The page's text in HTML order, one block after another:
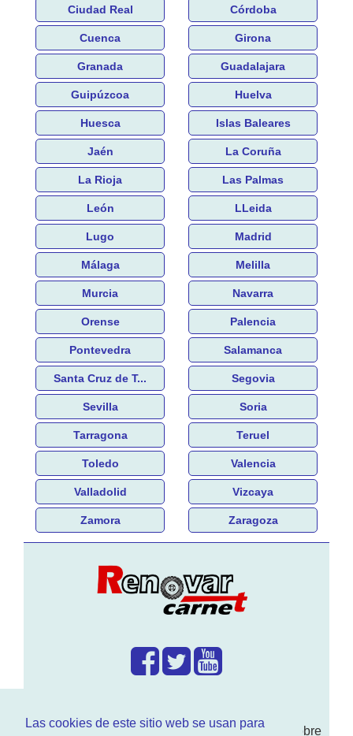
Las cookies de este sitio web se usan para
Ciudad Real Córdoba
Cuenca Girona
Granada Guadalajara
Guipúzcoa Huelva
Huesca Islas Baleares
Jaén La Coruña
La Rioja Las Palmas
León LLeida
Lugo Madrid
Málaga Melilla
Murcia Navarra
Orense Palencia
Pontevedra Salamanca
Santa Cruz de T... Segovia
Sevilla Soria
Tarragona Teruel
Toledo Valencia
Valladolid Vizcaya
Zamora Zaragoza
Enwww.RenovarCarnet.comTe contamos sobre